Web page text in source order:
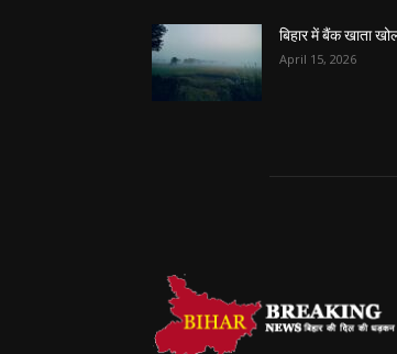
बिहार में बैंक खाता
April 15, 2026